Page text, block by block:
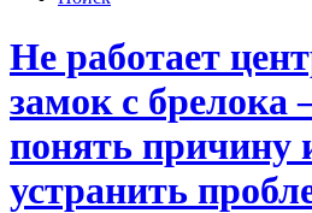
Не работает
замок с
понять причину
устранить